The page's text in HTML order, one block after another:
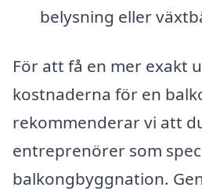
belysning eller
För att få en mer exakt
kostnaderna för en
rekommenderar vi att
entreprenörer som
balkongbyggnation.